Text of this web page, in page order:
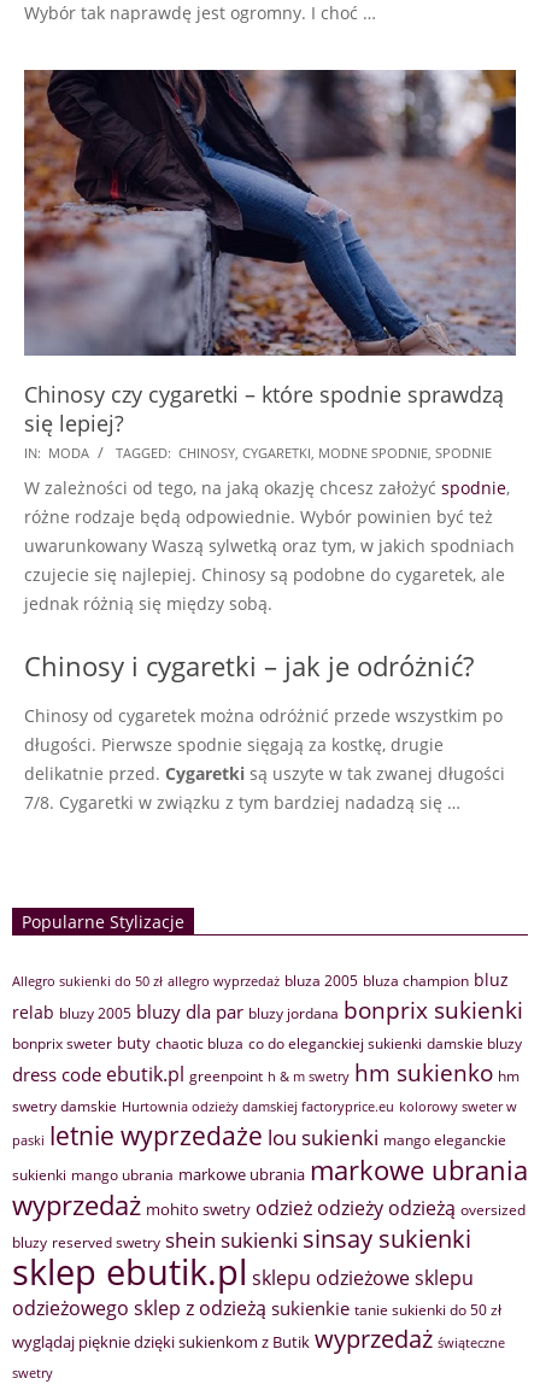
Wybór tak naprawdę jest ogromny. I choć …
Chinosy czy cygaretki – które spodnie sprawdzą
się lepiej?
2018-
08-
31
IN: MODA TAGGED: CHINOSY CYGARETKI MODNE SPODNIE SPODNIE
W zależności od tego, na jaką okazję chcesz założyć spodnie,
różne rodzaje będą odpowiednie. Wybór powinien być też
uwarunkowany Waszą sylwetką oraz tym, w jakich spodniach
czujecie się najlepiej. Chinosy są podobne do cygaretek, ale
jednak różnią się między sobą.
Chinosy i cygaretki – jak je odróżnić?
Chinosy od cygaretek można odróżnić przede wszystkim po
długości. Pierwsze spodnie sięgają za kostkę, drugie
delikatnie przed. Cygaretki są uszyte w tak zwanej długości
7/8. Cygaretki w związku z tym bardziej nadadzą się …
Popularne Stylizacje
Allegro sukienki do 50 zł allegro wyprzedaż bluza 2005 bluza champion bluz
relab bluzy 2005 bluzy dla par bluzy jordana bonprix sukienki
bonprix sweter buty chaotic bluza co do eleganckiej sukienki damskie bluzy
dress code ebutik.pl greenpoint h & m swetry hm sukienko hm
swetry damskie Hurtownia odzieży damskiej factoryprice.eu kolorowy sweter w
paski letnie wyprzedaże lou sukienki mango eleganckie
sukienki mango ubrania markowe ubrania markowe ubrania
wyprzedaż mohito swetry odzież odzieży odzieżą oversized
bluzy reserved swetry shein sukienki sinsay sukienki
sklep ebutik.pl sklepu odzieżowesklepu
odzieżowego sklep z odzieżą sukienkie tanie sukienki do 50 zł
wyglądaj pięknie dzięki sukienkom z Butik wyprzedaż świąteczne
swetry